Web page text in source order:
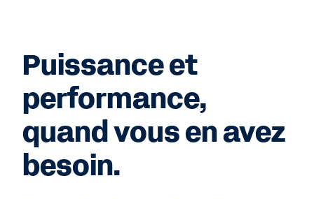
Puissance et
performance,
quand vous en avez
besoin.